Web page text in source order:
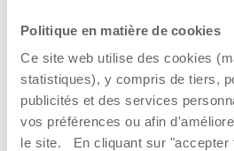
Politique en matière de cookies
Ce site web utilise des cookies
statistiques), y compris de tiers,
publicités et des services
vos préférences ou afin
le site. En cliquant sur "accepter
mouvements en saisissant les
LES JOUETS DE
Nous savons que se déplacer peut
fatiguant pour un enfant. C'est
des jouets de promenade pour le
balade ou en voyage.
Lire la suite